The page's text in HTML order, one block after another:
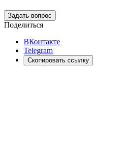
Задать вопрос
Поделиться
ВКонтакте
Telegram
Скопировать ссылку